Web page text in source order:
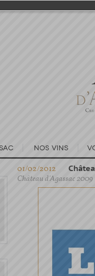
01/02/2012
Château d'Agassac 2009